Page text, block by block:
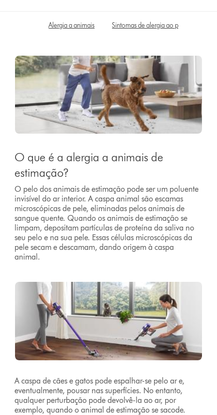
Alergia a animais Sintomas de alergia ao pelo
O que é a alergia a animais de
estimação?
O pelo dos animais de estimação pode ser um poluente
invisível do ar interior. A caspa animal são escamas
microscópicas de pele, eliminadas pelos animais de
sangue quente. Quando os animais de estimação se
limpam, depositam partículas de proteína da saliva no
seu pelo e na sua pele. Essas células microscópicas da
pele secam e descamam, dando origem à caspa
animal.
A caspa de cães e gatos pode espalhar-se pelo ar e,
eventualmente, pousar nas superfícies. No entanto,
qualquer perturbação pode devolvê-la ao ar, por
exemplo, quando o animal de estimação se sacode.